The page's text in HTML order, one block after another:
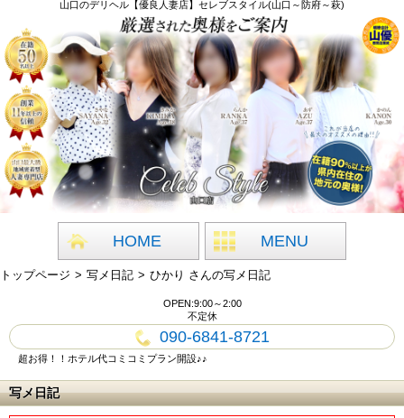
山口のデリヘル【優良人妻店】セレブスタイル(山口～防府～萩)
MENU
HOME
トップページ 写メ日記 ひかり さんの写メ日記
OPEN:9:00～2:00
不定休
090-6841-8721
超お得！！ホテル代コミコミプラン開設♪♪
写メ日記